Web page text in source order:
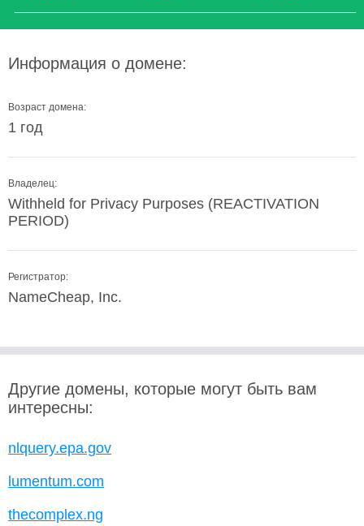
Информация о домене:
Возраст домена:
1 год
Владелец:
Withheld for Privacy Purposes (REACTIVATION
PERIOD)
Регистратор:
NameCheap, Inc.
Другие домены, которые могут быть вам
интересны:
nlquery.epa.gov
lumentum.com
thecomplex.ng